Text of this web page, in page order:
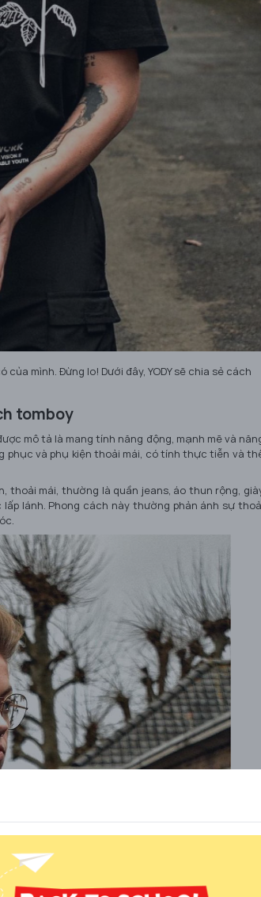
mình. Đừng lo! Dưới đây, YODY sẽ chia sẻ cách
tomboy
mô tả là mang tính năng động, mạnh mẽ và
phục và phụ kiện thoải mái, có tính thực tiễn và
thoải mái, thường là quần jeans, áo thun rộng,
lánh. Phong cách này thường phản ánh sự